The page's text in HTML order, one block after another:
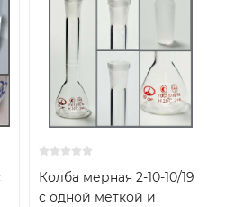
Колба мерная 2-10-10/19
с одной меткой и